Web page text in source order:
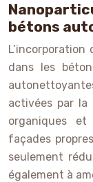
bétons
dans les
activées par la
organiques
façades
seulement
également à